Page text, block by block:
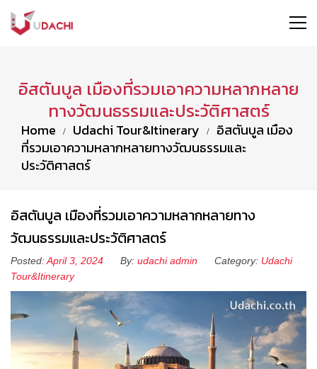
อิสตันบูล เมืองที่รวมเอาความหลากหลาย
ทางวัฒนธรรมและประวัติศาสตร์
Home Udachi Tour&Itinerary
อิสตันบูล เมือง
ที่รวมเอาความหลากหลายทางวัฒนธรรมและ
ประวัติศาสตร์
อิสตันบูล เมืองที่รวมเอาความหลากหลายทาง
วัฒนธรรมและประวัติศาสตร์
Posted:April 3, 2024 By: udachi admin Category: Udachi
Tour&Itinerary